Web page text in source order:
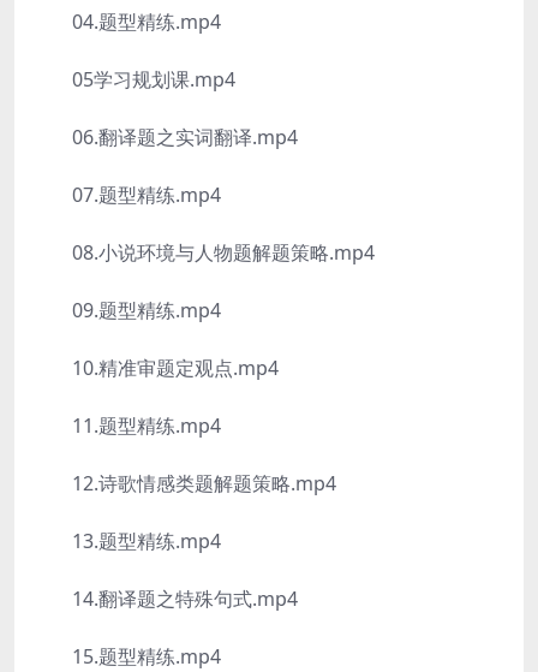
04.题型精练.mp4
05学习规划课.mp4
06.翻译题之实词翻译.mp4
07.题型精练.mp4
08.小说环境与人物题解题策略.mp4
09.题型精练.mp4
10.精准审题定观点.mp4
11.题型精练.mp4
12.诗歌情感类题解题策略.mp4
13.题型精练.mp4
14.翻译题之特殊句式.mp4
15.题型精练.mp4